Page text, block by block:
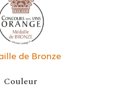
de Bronze
Couleur